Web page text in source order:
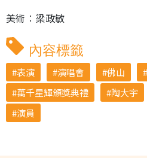
美術︰梁政敏
內容標籤
表演 演唱會 佛山
萬千星輝頒獎典禮
陶大宇
演員